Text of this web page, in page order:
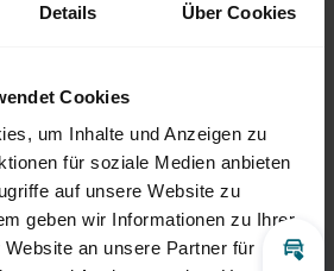
Details Über Cookies
Cookies
um Inhalte und Anzeigen zu
für soziale Medien anbieten
auf unsere Website zu
geben wir Informationen zu Ihrer
an unsere Partner für